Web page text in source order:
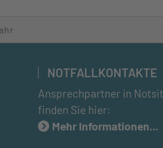
NOTFALLKONTAKTE
Ansprechpartner in
finden Sie hier:
Mehr Informationen...